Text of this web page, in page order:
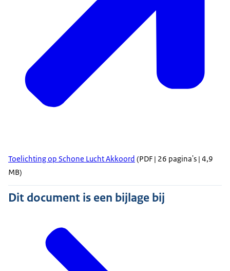
Toelichting op Schone Lucht Akkoord (PDF | 26 pagina's | 4,9
MB)
Dit document is een bijlage bij